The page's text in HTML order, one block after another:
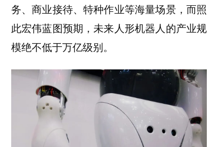
务、商业接待、特种作业等海量场景，而照
此宏伟蓝图预期，未来人形机器人的产业规
模绝不低于万亿级别。